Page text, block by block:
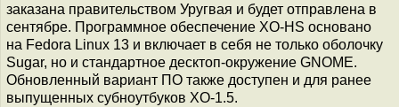
заказана правительством Уругвая и будет отправлена в
сентябре. Программное обеспечение XO-HS основано
на Fedora Linux 13 и включает в себя не только оболочку
Sugar, но и стандартное десктоп-окружение GNOME.
Обновленный вариант ПО также доступен и для ранее
выпущенных субноутбуков XO-1.5.